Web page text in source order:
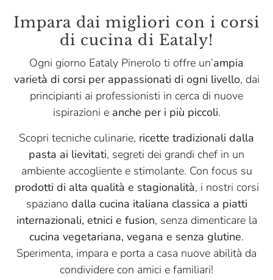
Impara dai migliori con i corsi
di cucina di Eataly!
Ogni giorno Eataly Pinerolo ti offre un’ampia
varietà di corsi per appassionati di ogni livello, dai
principianti ai professionisti in cerca di nuove
ispirazioni e anche per i più piccoli.
Scopri tecniche culinarie, ricette tradizionali dalla
pasta ai lievitati, segreti dei grandi chef in un
ambiente accogliente e stimolante. Con focus su
prodotti di alta qualità e stagionalità, i nostri corsi
spaziano dalla cucina italiana classica a piatti
internazionali, etnici e fusion, senza dimenticare la
cucina vegetariana, vegana e senza glutine.
Sperimenta, impara e porta a casa nuove abilità da
condividere con amici e familiari!